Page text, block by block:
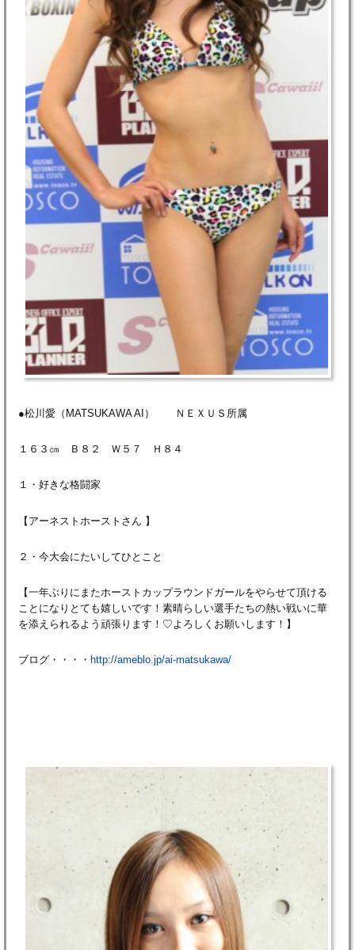
●松川愛（MATSUKAWA AI） ＮＥＸＵＳ所属
１６３㎝ Ｂ８２ Ｗ５７ Ｈ８４
１・好きな格闘家
【アーネストホーストさん 】
２・今大会にたいしてひとこと
【一年ぶりにまたホーストカップラウンドガールをやらせて頂ける
ことになりとても嬉しいです！素晴らしい選手たちの熱い戦いに華
を添えられるよう頑張ります！♡よろしくお願いします！】
ブログ・・・・ http://ameblo.jp/ai-matsukawa/